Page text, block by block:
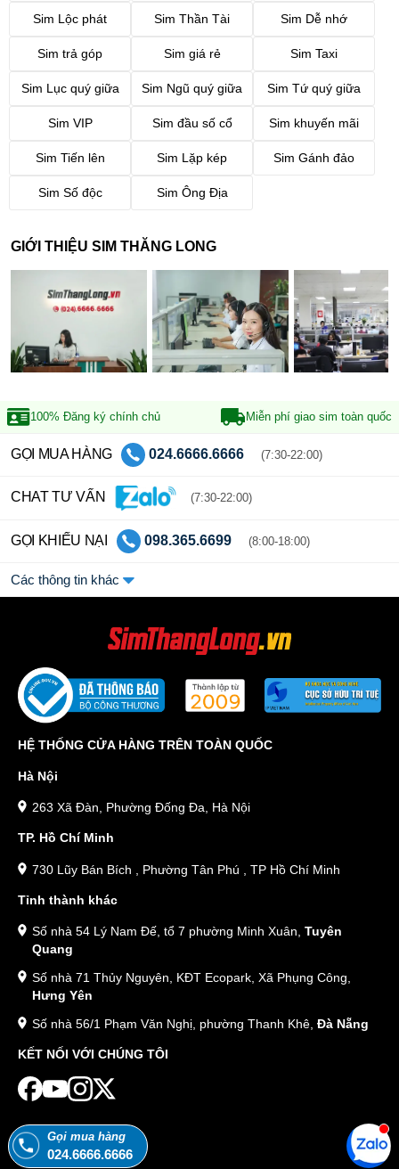
Sim Lộc phát Sim Thần Tài Sim Dễ nhớ
Sim trả góp Sim giá rẻ Sim Taxi
Sim Lục quý giữa Sim Ngũ quý giữa Sim Tứ quý giữa
Sim VIP Sim đầu số cổ Sim khuyến mãi
Sim Tiến lên Sim Lặp kép Sim Gánh đảo
Sim Số độc Sim Ông Địa
GIỚI THIỆU SIM THĂNG LONG
100% Đăng ký chính chủ Miễn phí giao sim toàn quốc
GỌI MUA HÀNG 024.6666.6666 (7:30-22:00)
CHAT TƯ VẤN (7:30-22:00)
GỌI KHIẾU NẠI 098.365.6699 (8:00-18:00)
Các thông tin khác
HỆ THỐNG CỬA HÀNG TRÊN TOÀN QUỐC
Hà Nội
263 Xã Đàn, Phường Đống Đa, Hà Nội
TP. Hồ Chí Minh
730 Lũy Bán Bích , Phường Tân Phú , TP Hồ Chí Minh
Tỉnh thành khác
Số nhà 54 Lý Nam Đế, tổ 7 phường Minh Xuân, Tuyên
Quang
Số nhà 71 Thủy Nguyên, KĐT Ecopark, Xã Phụng Công,
Hưng Yên
Số nhà 56/1 Phạm Văn Nghị, phường Thanh Khê, Đà Nẵng
KẾT NỐI VỚI CHÚNG TÔI
Gọi mua hàng
024.6666.6666